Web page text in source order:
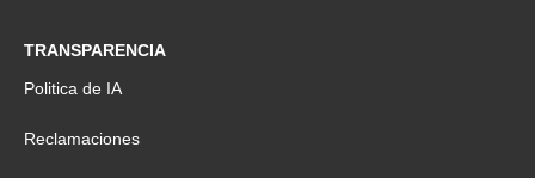
TRANSPARENCIA
Politica de IA
Reclamaciones